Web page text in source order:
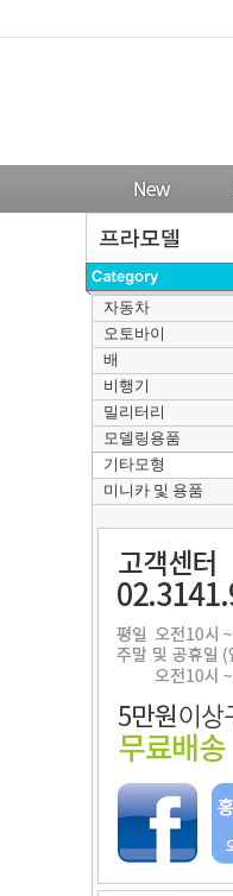
자동차
오토바이
배
비행기
밀리터리
모델링용품
기타모형
미니카 및 용품